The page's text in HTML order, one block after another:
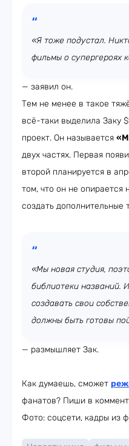
«Я тоже подустал.
фильмы о супергероях
— заявил он.
Тем не менее в такое
всё-таки выделила Заку
проект. Он называется
двух частях. Первая
второй планируется в
том, что он не опирается
создать дополнительные
«Мы новая студия,
библиотеки названий.
создавать свои
должны быть готовы
— размышляет Зак.
Как думаешь, сможет
фанатов? Пиши в
Фото: соцсети, кадры из